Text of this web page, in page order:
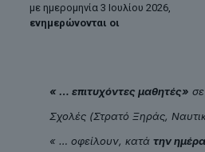
με ημερομηνία 3 Ιουλίου 2026,
ενημερώνονται οι
« … επιτυχόντες μαθητές»
Σχολές (Στρατό Ξηράς,
« … οφείλουν, κατά την